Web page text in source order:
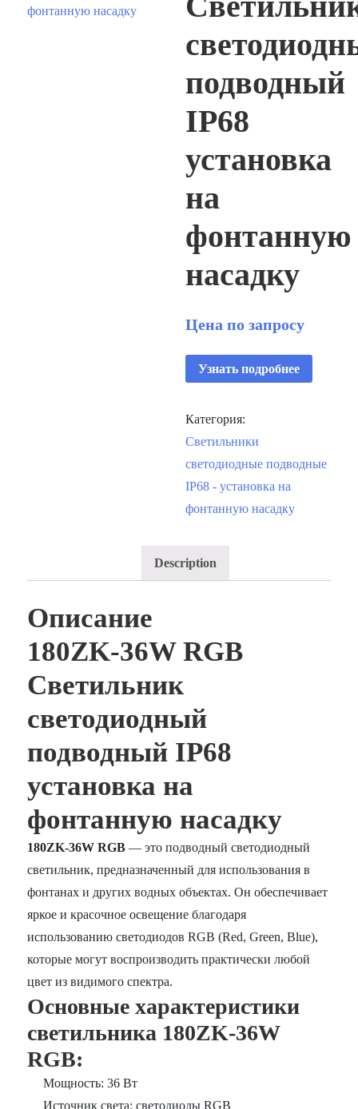
подводный
IP68
установка
на
фонтанную
насадку
Цена по запросу
Узнать подробнее
Категория:
Светильники
светодиодные подводные
IP68 - установка на
фонтанную насадку
Description
Описание
180ZK-36W RGB
Светильник
светодиодный
подводный IP68
установка на
фонтанную насадку
180ZK-36W RGB — это подводный светодиодный
светильник, предназначенный для использования в
фонтанах и других водных объектах. Он обеспечивает
яркое и красочное освещение благодаря
использованию светодиодов RGB (Red, Green, Blue),
которые могут воспроизводить практически любой
цвет из видимого спектра.
Основные характеристики
светильника 180ZK-36W
RGB:
Мощность: 36 Вт
Источник света: светодиоды RGB